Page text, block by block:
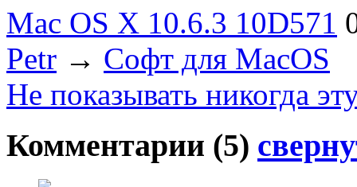
Mac OS X 10.6.3 10D571
Petr → Софт для MacOS
Не показывать никогда
Комментарии (5)